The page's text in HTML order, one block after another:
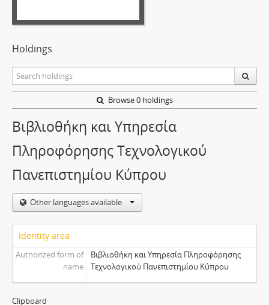
Holdings
Browse 0 holdings
Βιβλιοθήκη και Υπηρεσία
Πληροφόρησης Τεχνολογικού
Πανεπιστημίου Κύπρου
Other languages available
Identity area
Authorized form of
name
Βιβλιοθήκη και Υπηρεσία Πληροφόρησης
Τεχνολογικού Πανεπιστημίου Κύπρου
Clipboard